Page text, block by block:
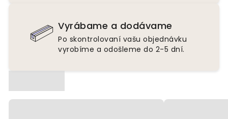
Vyrábame a dodávame
Po skontrolovaní vašu objednávku
vyrobíme a odošleme do 2-5 dní.